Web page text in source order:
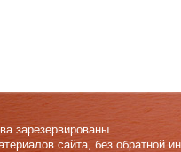
зарезервированы.
сайта, без обратной